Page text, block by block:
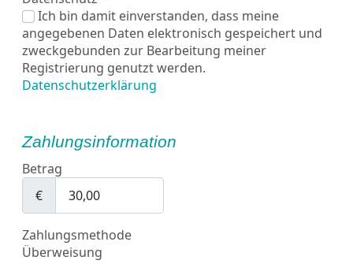
Ich bin damit einverstanden, dass meine
angegebenen Daten elektronisch gespeichert und
zweckgebunden zur Bearbeitung meiner
Registrierung genutzt werden.
Datenschutzerklärung
Zahlungsinformation
Betrag
€
Zahlungsmethode
Überweisung